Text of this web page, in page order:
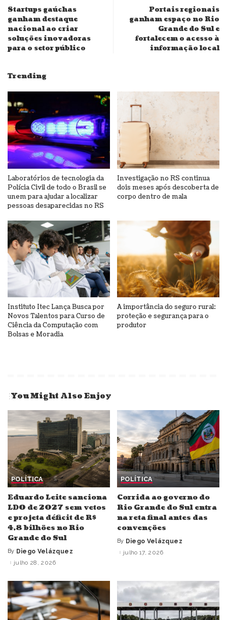
Startups gaúchas
ganham destaque
nacional ao criar
soluções inovadoras
para o setor público
Portais regionais
ganham espaço no Rio
Grande do Sul e
fortalecem o acesso à
informação local
Trending
Laboratórios de tecnologia da
Polícia Civil de todo o Brasil se
unem para ajudar a localizar
pessoas desaparecidas no RS
Investigação no RS continua
dois meses após descoberta de
corpo dentro de mala
Instituto Itec Lança Busca por
Novos Talentos para Curso de
Ciência da Computação com
Bolsas e Moradia
A importância do seguro rural:
proteção e segurança para o
produtor
You Might Also Enjoy
POLÍTICA
Eduardo Leite sanciona
LDO de 2027 sem vetos
e projeta déficit de R$
4,8 bilhões no Rio
Grande do Sul
Posted
by
By Diego Velázquez
julho 28, 2026
POLÍTICA
Corrida ao governo do
Rio Grande do Sul entra
na reta final antes das
convenções
Posted
by
By Diego Velázquez
julho 17, 2026